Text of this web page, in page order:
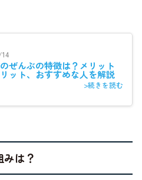
ぜんぶの特徴は？メリット
ット、おすすめな人を解説
>続きを読む
は？